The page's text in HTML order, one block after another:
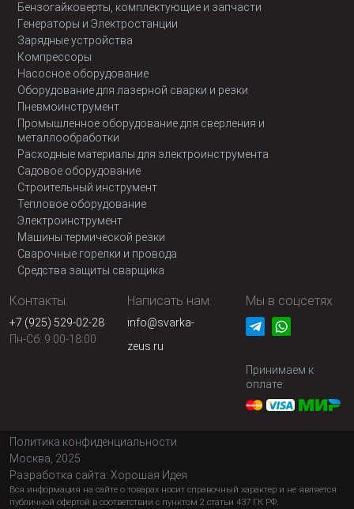
Бензогайковерты, комплектующие и запчасти
Генераторы и Электростанции
Зарядные устройства
Компрессоры
Насосное оборудование
Оборудование для лазерной сварки и резки
Пневмоинструмент
Промышленное оборудование для сверления и
металлообработки
Расходные материалы для электроинструмента
Садовое оборудование
Строительный инструмент
Тепловое оборудование
Электроинструмент
Машины термической резки
Сварочные горелки и провода
Средства защиты сварщика
Контакты:
+7 (925) 529-02-28
Пн-Сб: 9:00-18:00
Написать нам:
info@svarka-
zeus.ru
Мы в соцсетях
Принимаем к
оплате:
Политика конфиденциальности
Москва, 2025
Разработка сайта: Хорошая Идея
Вся информация на сайте о товарах носит справочный характер и не является
публичной офертой в соответствии с пунктом 2 статьи 437 ГК РФ.